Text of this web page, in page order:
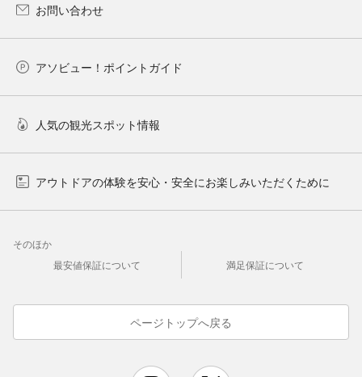
お問い合わせ
アソビュー！ポイントガイド
人気の観光スポット情報
アウトドアの体験を安心・安全にお楽しみいただくために
そのほか
最安値保証について
満足保証について
ページトップへ戻る